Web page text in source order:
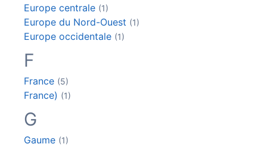
Europe centrale (1)
Europe du Nord-Ouest (1)
Europe occidentale (1)
F
France (5)
France) (1)
G
Gaume (1)